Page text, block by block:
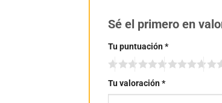
Sé el primero en
Tu puntuación*
Tu valoración*